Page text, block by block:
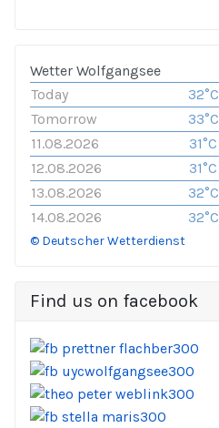
Wetter Wolfgangsee
Today
32°C
Tomorrow
33°C
11.08.2026
31°C
12.08.2026
31°C
13.08.2026
32°C
14.08.2026
32°C
© Deutscher Wetterdienst
Find us on facebook